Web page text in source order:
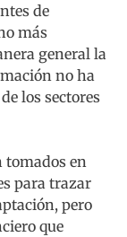
de
más
general la
no ha
los sectores
tomados en
para trazar
pero
que